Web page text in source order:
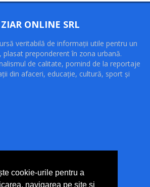
cookie-urile pentru a
navigarea pe site și
ONLINE SRL
veritabilă de informaţii utile pentru un
plasat preponderent în zona urbană.
de calitate, pornind de la reportaje
din afaceri, educaţie, cultură, sport şi